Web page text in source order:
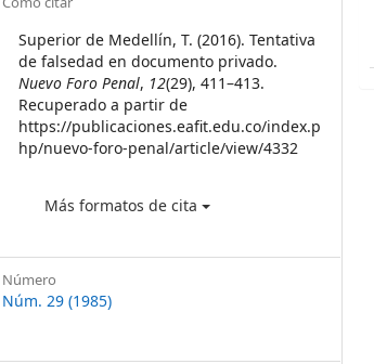
Details
Superior de Medellín, T. (2016). Tentativa
de falsedad en documento privado.
Nuevo Foro Penal, 12(29), 411–413.
Recuperado a partir de
https://publicaciones.eafit.edu.co/index.p
hp/nuevo-foro-penal/article/view/4332
Más formatos de cita
Número
Núm. 29 (1985)